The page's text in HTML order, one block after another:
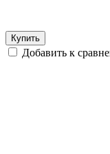
Купить
Добавить к